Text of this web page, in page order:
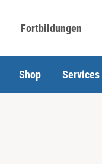
Fortbildungen
Shop Services